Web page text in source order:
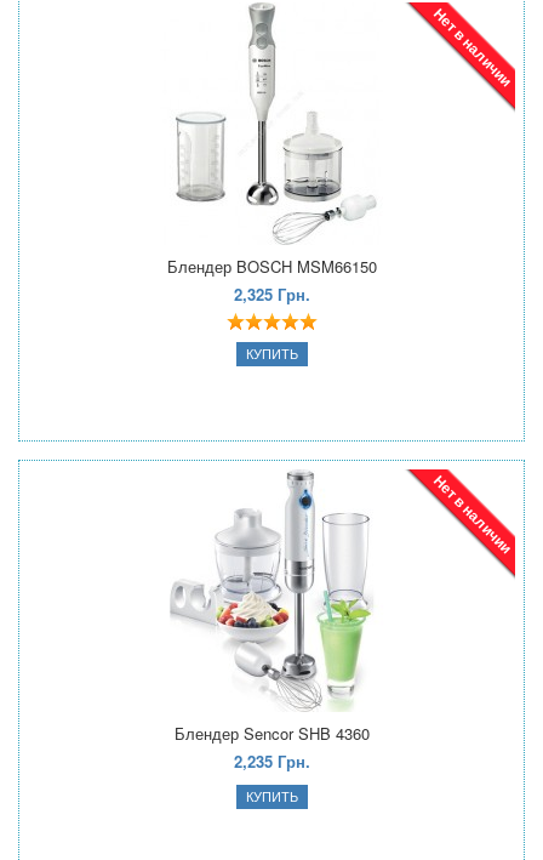
Нет в наличии
Блендер BOSCH MSM66150
2,325 Грн.
Нет в наличии
Блендер Sencor SHB 4360
2,235 Грн.